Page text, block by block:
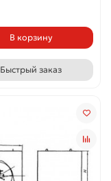
В корзину
Быстрый заказ